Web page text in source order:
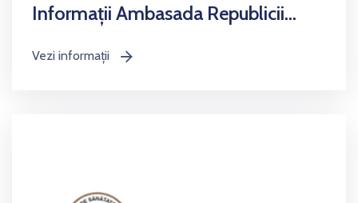
Informații Ambasada Republicii...
Vezi informații icon